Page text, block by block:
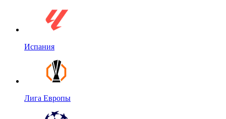
Испания
Лига Европы